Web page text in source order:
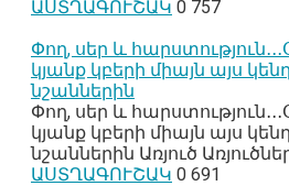
ԱՍՏՂԱԳՈՒՇԱԿ 0 757
Փող, սեր և
կյանք կբերի միայն այս
նշաններին
Փող, սեր և
կյանք կբերի միայն այս
նշաններին Առյուծ
ԱՍՏՂԱԳՈՒՇԱԿ 0 691